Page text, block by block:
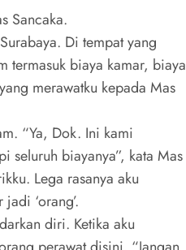
Sancaka.
Di tempat yang
termasuk biaya kamar, biaya
merawatku kepada Mas
“Ya, Dok. Ini kami
seluruh biayanya”, kata Mas
Lega rasanya aku
‘orang’.
diri. Ketika aku